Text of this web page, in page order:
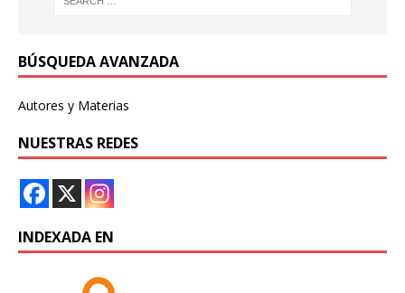
BÚSQUEDA AVANZADA
Autores y Materias
NUESTRAS REDES
INDEXADA EN